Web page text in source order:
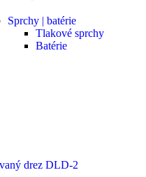
Sprchy | batérie
Tlakové sprchy
Batérie